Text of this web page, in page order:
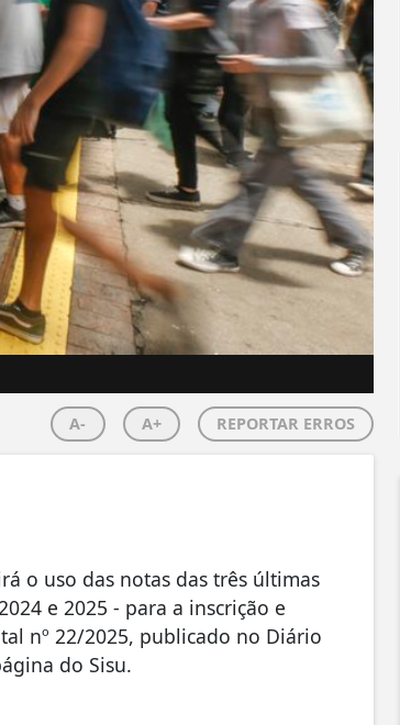
A- A+ REPORTAR ERROS
o uso das notas das três últimas
e 2025 - para a inscrição e
nº 22/2025, publicado no Diário
do Sisu.